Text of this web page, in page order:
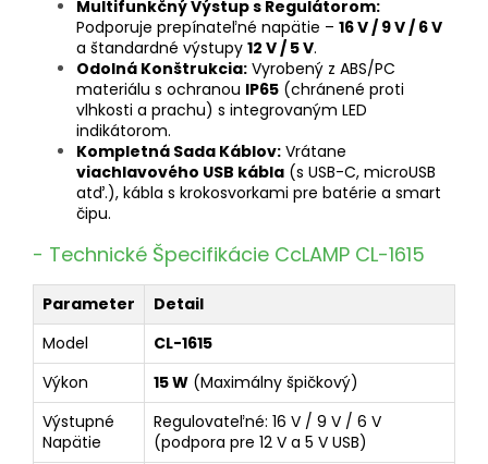
Multifunkčný Výstup s Regulátorom:
Podporuje prepínateľné napätie – 16 V / 9 V / 6 V
a štandardné výstupy 12 V / 5 V.
Odolná Konštrukcia: Vyrobený z ABS/PC
materiálu s ochranou IP65 (chránené proti
vlhkosti a prachu) s integrovaným LED
indikátorom.
Kompletná Sada Káblov: Vrátane
viachlavového USB kábla (s USB-C, microUSB
atď.), kábla s krokosvorkami pre batérie a smart
čipu.
- Technické Špecifikácie CcLAMP CL-1615
Parameter
Detail
Model
CL-1615
Výkon
15 W (Maximálny špičkový)
Výstupné
Napätie
Regulovateľné: 16 V / 9 V / 6 V
(podpora pre 12 V a 5 V USB)